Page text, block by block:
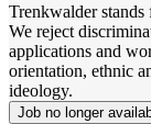
Trenkwalder
We reject
applications and
orientation, ethnic
ideology.
Job no longer